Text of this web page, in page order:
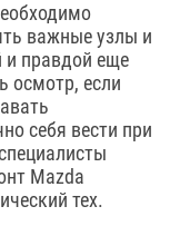
важные узлы и
и правдой еще
осмотр, если
себя вести при
Mazda
тех.